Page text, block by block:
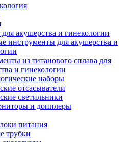
акушерства и гинекологии
инструменты для акушерства и
из титанового сплава для
и гинекологии
наборы
отсасыватели
светильники
и допплеры
питания
трубки